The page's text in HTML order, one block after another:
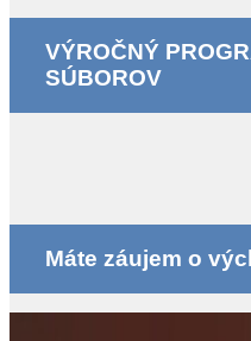
VÝROČNÝ
SÚBOROV
Máte záujem o